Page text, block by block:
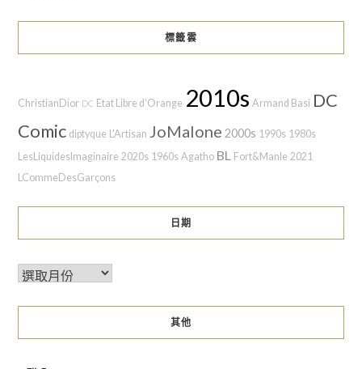
標籤雲
ChristianDior DC Etat Libre d’Orange 2010s Armand Basi DC
Comic diptyque L'Artisan JoMalone 2000s 1990s 1980s
LesLiquidesImaginaire 2020s 1960s Agatho BL Fort&Manle 2021
LCommeDesGarçons
日期
其他